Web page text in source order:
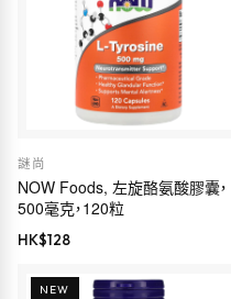
謎尚
NOW Foods, 左旋酪氨酸膠囊，
500毫克，120粒
HK$128
NEW